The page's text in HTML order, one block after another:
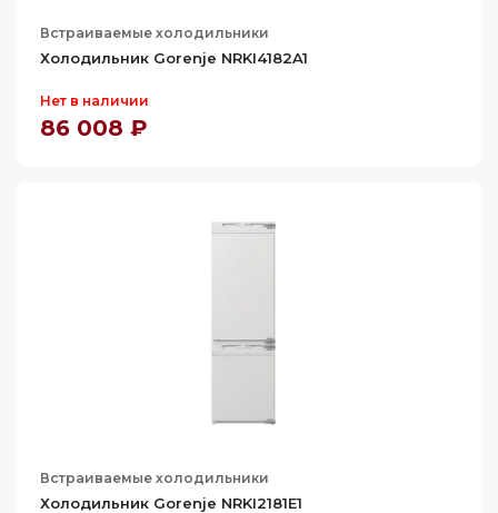
Встраиваемые холодильники
Холодильник Gorenje NRKI4182A1
Нет в наличии
86 008 ₽
Встраиваемые холодильники
Холодильник Gorenje NRKI2181E1